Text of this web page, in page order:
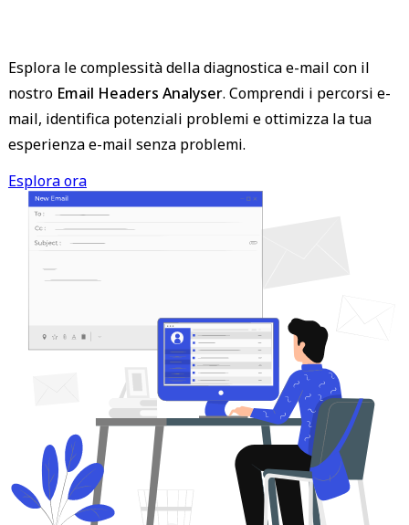
Esplora le complessità della diagnostica e-mail con il
nostro Email Headers Analyser. Comprendi i percorsi e-
mail, identifica potenziali problemi e ottimizza la tua
esperienza e-mail senza problemi.
Esplora ora